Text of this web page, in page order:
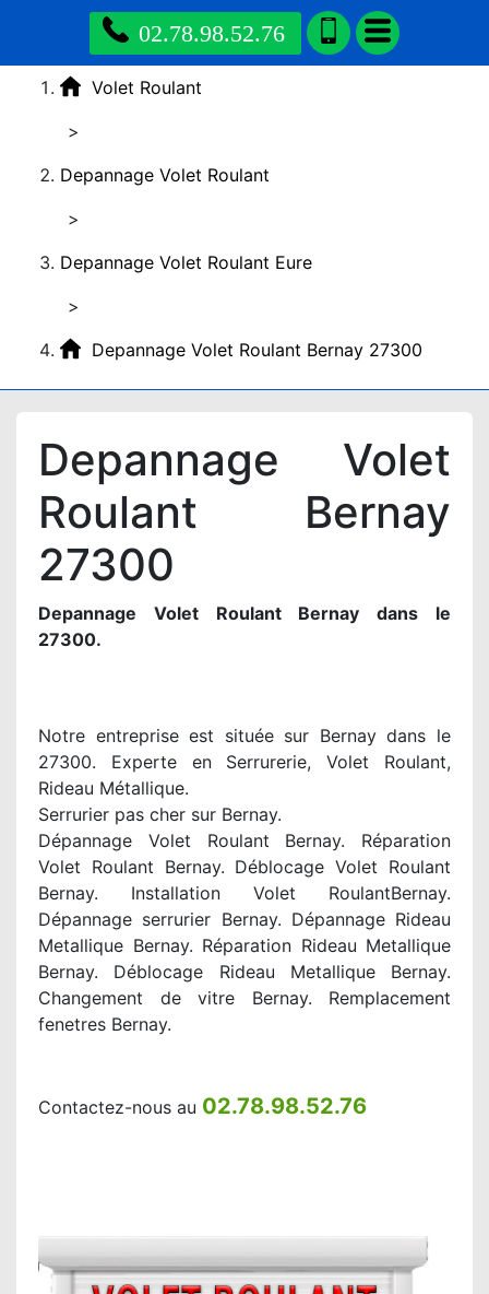
02.78.98.52.76
Volet Roulant
>
Depannage Volet Roulant
>
Depannage Volet Roulant Eure
>
Depannage Volet Roulant Bernay 27300
Depannage Volet
Roulant Bernay
27300
Depannage Volet Roulant Bernay dans le
27300.
Notre entreprise est située sur Bernay dans le
27300. Experte en Serrurerie, Volet Roulant,
Rideau Métallique.
Serrurier pas cher sur Bernay.
Dépannage Volet Roulant Bernay. Réparation
Volet Roulant Bernay. Déblocage Volet Roulant
Bernay. Installation Volet RoulantBernay.
Dépannage serrurier Bernay. Dépannage Rideau
Metallique Bernay. Réparation Rideau Metallique
Bernay. Déblocage Rideau Metallique Bernay.
Changement de vitre Bernay. Remplacement
fenetres Bernay.
Contactez-nous au 02.78.98.52.76